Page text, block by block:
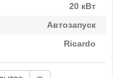
20 кВт
Автозапуск
Ricardo